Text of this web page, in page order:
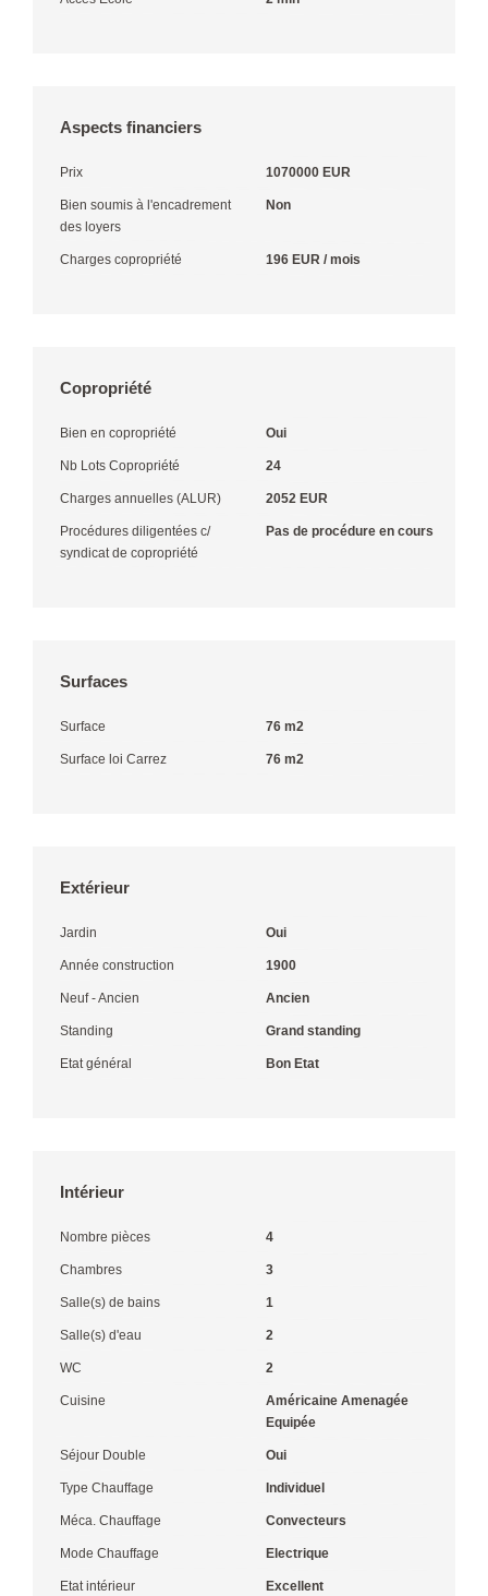
Aspects financiers
Prix 1070000 EUR
Bien soumis à l'encadrement
des loyers
Non
Charges copropriété 196 EUR / mois
Copropriété
Bien en copropriété Oui
Nb Lots Copropriété 24
Charges annuelles (ALUR) 2052 EUR
Procédures diligentées c/
syndicat de copropriété
Pas de procédure en cours
Surfaces
Surface 76 m2
Surface loi Carrez 76 m2
Extérieur
Jardin Oui
Année construction 1900
Neuf - Ancien Ancien
Standing Grand standing
Etat général Bon Etat
Intérieur
Nombre pièces 4
Chambres 3
Salle(s) de bains 1
Salle(s) d'eau 2
WC 2
Cuisine
Américaine Amenagée
Equipée
Séjour Double Oui
Type Chauffage Individuel
Méca. Chauffage Convecteurs
Mode Chauffage Electrique
Etat intérieur Excellent